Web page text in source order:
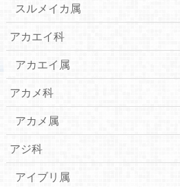
スルメイカ属
アカエイ科
アカエイ属
アカメ科
アカメ属
アジ科
アイブリ属